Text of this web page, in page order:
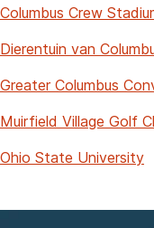
Columbus Crew
Dierentuin van
Greater Columbus
Muirfield Village Golf
Ohio State University